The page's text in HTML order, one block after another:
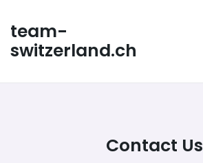
content
team-
switzerland.ch
Contact Us